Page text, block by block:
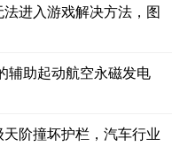
进入游戏解决方法，图
辅助起动航空永磁发电
阶撞坏护栏，汽车行业